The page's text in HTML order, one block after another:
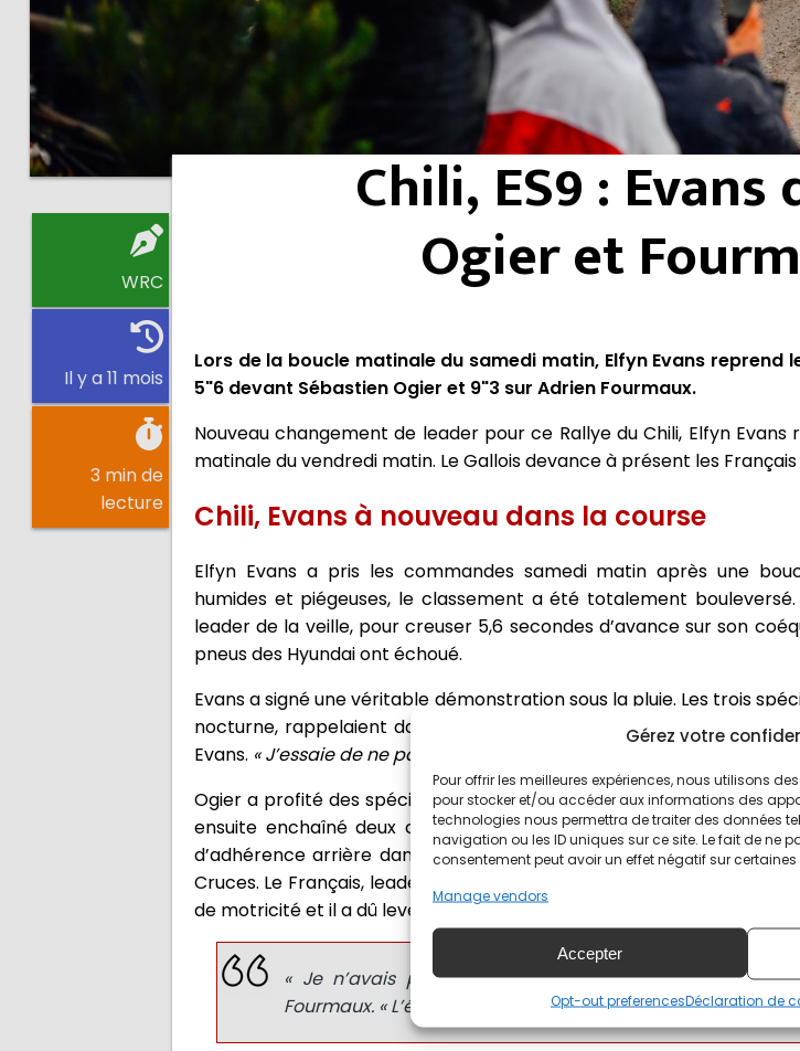
Gérez votre
Pour offrir les meilleures expériences, nous utilisons
pour stocker et/ou accéder aux informations des
technologies nous permettra de traiter des données
navigation ou les ID uniques sur ce site. Le fait de ne
consentement peut avoir un effet négatif sur
Manage vendors
Accepter
Opt-out preferencesDéclaration de
WRC
Il y a 11 mois
3 min de
lecture
Chili, ES9 : Evans
Ogier et
Lors de la boucle matinale du samedi matin, Elfyn Evans reprend
5"6 devant Sébastien Ogier et 9"3 sur Adrien Fourmaux.
Nouveau changement de leader pour ce Rallye du Chili, Elfyn
matinale du vendredi matin. Le Gallois devance à présent les
Chili, Evans à nouveau dans la course
Elfyn Evans a pris les commandes samedi matin après une
humides et piégeuses, le classement a été totalement bouleversé.
leader de la veille, pour creuser 5,6 secondes d’avance sur son
pneus des Hyundai ont échoué.
Evans a signé une véritable démonstration sous la pluie. Les trois
nocturne, rappelaient davantage le Wales Rally GB que le Chili.«
Evans. « J’essaie de ne pas trop glisser. J’avais déjà du mal avec
Ogier a profité des spéciales plus longues pour retrouver son
ensuite enchaîné deux chronos dans le top 3. Fourmaux a
d’adhérence arrière dans la plus longue spéciale du matin. Il a
Cruces. Le Français, leader depuis vendredi soir, a vu son avantage
de motricité et il a dû lever le pied.
« Je n’avais pas d’adhérence à l’arrière, je pense
Fourmaux. « L’équilibre de la voiture était très difficile. »